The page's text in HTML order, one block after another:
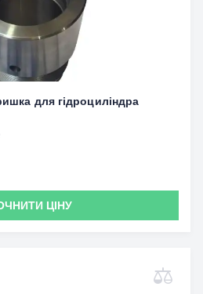
для гідроциліндра
ЦІНУ